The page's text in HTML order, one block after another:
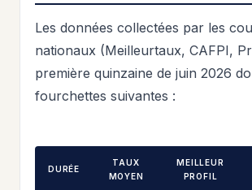
Les données collectées par les
nationaux (Meilleurtaux, CAFPI,
première quinzaine de juin 2026
fourchettes suivantes :
DURÉE
TAUX
MOYEN
MEILLEUR
PROFIL